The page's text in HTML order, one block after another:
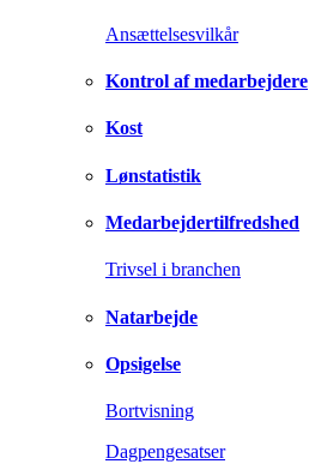
Ansættelsesvilkår
Kontrol af medarbejdere
Kost
Lønstatistik
Medarbejdertilfredshed
Trivsel i branchen
Natarbejde
Opsigelse
Bortvisning
Dagpengesatser